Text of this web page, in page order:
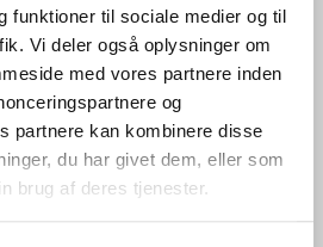
funktioner til sociale medier og til
Vi deler også oplysninger om
med vores partnere inden
og
partnere kan kombinere disse
du har givet dem, eller som
brug af deres tjenester.